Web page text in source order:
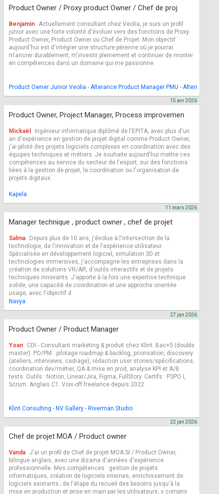
Product Owner / Proxy product Owner / Chef de proj
Benjamin Actuellement consultant chez Veolia, je suis un profil
junior avec une forte volonté d'évoluer vers des fonctions de Proxy
Product Owner, Product Owner ou Chef de Projet. Mon objectif
aujourd'hui est d'intégrer une structure pérenne où je pourrai
m'ancrer durablement, m'investir pleinement et continuer de monter
en compétences dans un domaine qui me passionne.
Product Owner Junior Veolia - Alterance Product Manager PMU - Alternance
Product Owner, Project Manager, Process improvemen
15 avr 2026
Mickaël
Ingénieur informatique diplômé de l'EPITA, avec plus d'un
an d'expérience en gestion de projet digital comme Product Owner,
j'ai piloté des projets logiciels complexes en coordination avec des
équipes techniques et métiers. Je souhaite aujourd'hui mettre ces
compétences au service du secteur de l'esport, sur des fonctions
liées à la gestion de projet, la coordination ou l'organisation de
projets digitaux.
Kapela
Manager technique , product owner , chef de projet
11 mars 2026
Salma
Depuis plus de 10 ans, j'évolue à l'intersection de la
technologie, de l'innovation et de l'expérience utilisateur.
Spécialisée en développement logiciel, simulation 3D et
technologies immersives, j'accompagne les entreprises dans la
création de solutions VR/AR, d'outils interactifs et de projets
techniques innovants. J'apporte à la fois une expertise technique
solide, une capacité de coordination et une approche orientée
usage, avec l'objectif d
Navya
Product Owner / Product Manager
27 jan 2026
Yoan
CDI - Consultant marketing & produit chez Klint. Bac+5 (double
master). PO/PM : pilotage roadmap & backlog, priorisation, discovery
(ateliers, interviews, cadrage), rédaction user stories/spécifications,
coordination dev/métier, QA & mise en prod, analyse KPI et A/B
tests. Outils : Notion, Linear/Jira, Figma, FullStory. Certifs : PSPO I,
Scrum. Anglais C1. Voix-off freelance depuis 2022.
Klint Consulting - NV Gallery - Riverman Studio
Chef de projet MOA / Product owner
22 jan 2026
Vanda J'ai un profil de Chef de projet MOA SI / Product Owner,
bilingue anglais, avec une dizaine d'années d'expérience
professionnelle. Mes compétences : gestion de projets
informatiques, création de logiciels internes, enrichissement de
logiciels existants ; de l'étape du recueil des besoins jusqu'à la
mise en production et prise en main par les utilisateurs, y compris